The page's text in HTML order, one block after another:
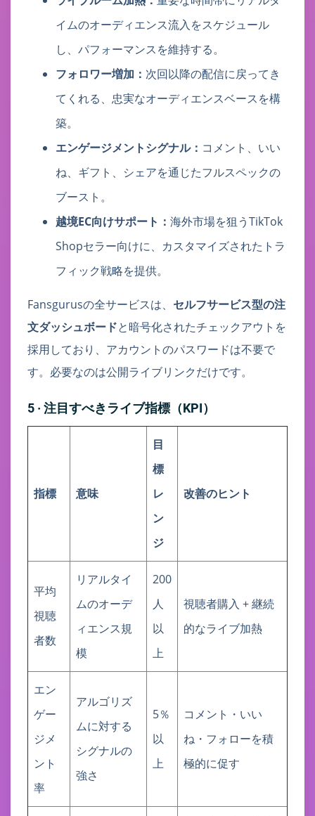
イムのオーディエンス流入をスケジュール
し、パフォーマンスを維持する。
フォロワー増加： 次回以降の配信に戻ってき
てくれる、忠実なオーディエンスベースを構
築。
エンゲージメントシグナル： コメント、いい
ね、ギフト、シェアを通じたフルスペックの
ブースト。
越境EC向けサポート： 海外市場を狙うTikTok
Shopセラー向けに、カスタマイズされたトラ
フィック戦略を提供。
Fansgurusの全サービスは、 セルフサービス型の注
文ダッシュボードと暗号化されたチェックアウトを
採用しており、アカウントのパスワードは不要で
す。必要なのは公開ライブリンクだけです。
5 · 注目すべきライブ指標（KPI）
指標 意味
目
標
レ
ン
ジ
改善のヒント
平均
視聴
者数
リアルタイ
ムのオーデ
ィエンス規
模
200
人
以
上
視聴者購入 + 継続
的なライブ加熱
エン
ゲー
ジメ
ント
率
アルゴリズ
ムに対する
シグナルの
強さ
5％
以
上
コメント・いい
ね・フォローを積
極的に促す